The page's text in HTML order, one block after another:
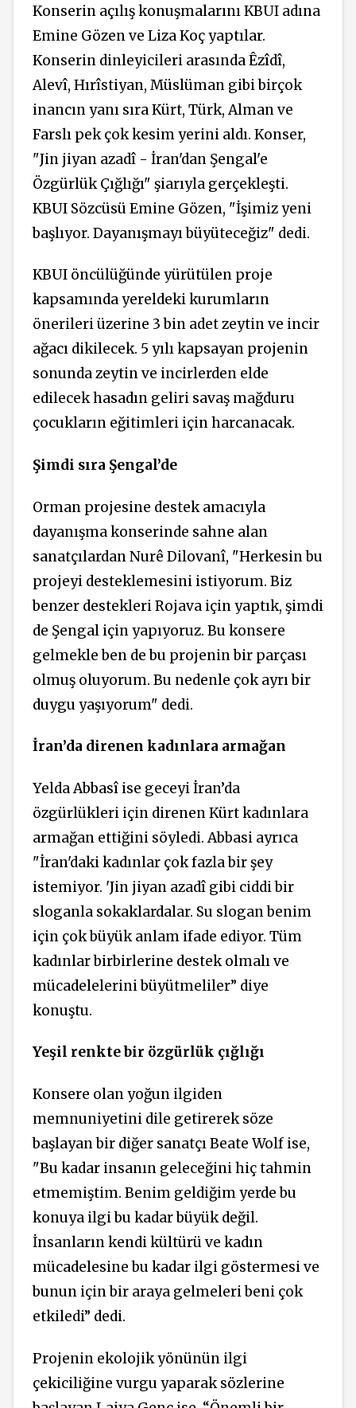
Konserin açılış konuşmalarını KBUI adına
Emine Gözen ve Liza Koç yaptılar.
Konserin dinleyicileri arasında Êzîdî,
Alevî, Hırîstiyan, Müslüman gibi birçok
inancın yanı sıra Kürt, Türk, Alman ve
Farslı pek çok kesim yerini aldı. Konser,
"Jin jiyan azadî - İran'dan Şengal'e
Özgürlük Çığlığı" şiarıyla gerçekleşti.
KBUI Sözcüsü Emine Gözen, "İşimiz yeni
başlıyor. Dayanışmayı büyüteceğiz" dedi.
KBUI öncülüğünde yürütülen proje
kapsamında yereldeki kurumların
önerileri üzerine 3 bin adet zeytin ve incir
ağacı dikilecek. 5 yılı kapsayan projenin
sonunda zeytin ve incirlerden elde
edilecek hasadın geliri savaş mağduru
çocukların eğitimleri için harcanacak.
Şimdi sıra Şengal’de
Orman projesine destek amacıyla
dayanışma konserinde sahne alan
sanatçılardan Nurê Dilovanî, "Herkesin bu
projeyi desteklemesini istiyorum. Biz
benzer destekleri Rojava için yaptık, şimdi
de Şengal için yapıyoruz. Bu konsere
gelmekle ben de bu projenin bir parçası
olmuş oluyorum. Bu nedenle çok ayrı bir
duygu yaşıyorum" dedi.
İran’da direnen kadınlara armağan
Yelda Abbasî ise geceyi İran’da
özgürlükleri için direnen Kürt kadınlara
armağan ettiğini söyledi. Abbasi ayrıca
"İran'daki kadınlar çok fazla bir şey
istemiyor. 'Jin jiyan azadî gibi ciddi bir
sloganla sokaklardalar. Su slogan benim
için çok büyük anlam ifade ediyor. Tüm
kadınlar birbirlerine destek olmalı ve
mücadelelerini büyütmeliler” diye
konuştu.
Yeşil renkte bir özgürlük çığlığı
Konsere olan yoğun ilgiden
memnuniyetini dile getirerek söze
başlayan bir diğer sanatçı Beate Wolf ise,
"Bu kadar insanın geleceğini hiç tahmin
etmemiştim. Benim geldiğim yerde bu
konuya ilgi bu kadar büyük değil.
İnsanların kendi kültürü ve kadın
mücadelesine bu kadar ilgi göstermesi ve
bunun için bir araya gelmeleri beni çok
etkiledi” dedi.
Projenin ekolojik yönünün ilgi
çekiciliğine vurgu yaparak sözlerine